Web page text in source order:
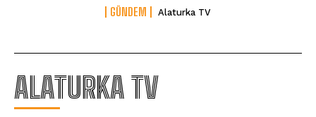
GÜNDEM Alaturka TV
ALATURKA TV